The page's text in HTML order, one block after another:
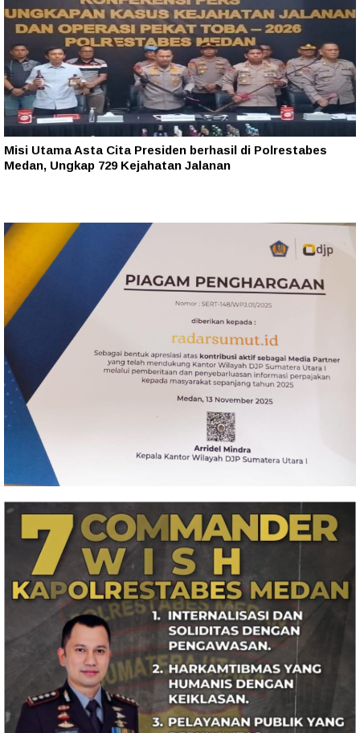
Misi Utama Asta Cita Presiden berhasil di Polrestabes
Medan, Ungkap 729 Kejahatan Jalanan